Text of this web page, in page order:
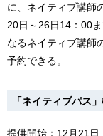
に、ネイティブ講師
20日～26日14：00
なるネイティブ講師
予約できる。
「ネイティブパス
提供開始：12月21日